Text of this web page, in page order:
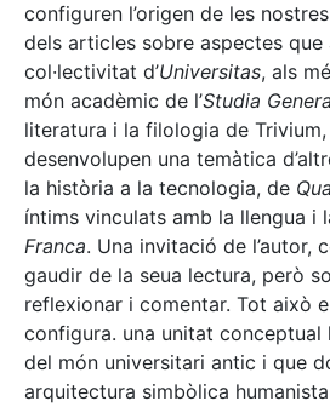
configuren l’origen de les
dels articles sobre aspectes que
col·lectivitat d’Universitas, als
món acadèmic de l’Studia
literatura i la filologia de
desenvolupen una temàtica
la història a la tecnologia, de
íntims vinculats amb la llengua i
Franca. Una invitació de l’autor,
gaudir de la seua lectura, però
reflexionar i comentar. Tot això
configura. una unitat
del món universitari antic i que
arquitectura simbòlica